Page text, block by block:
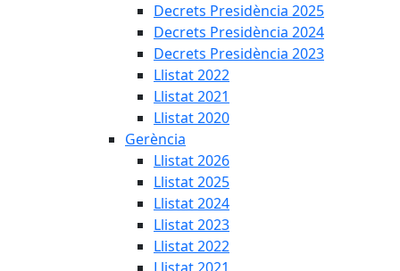
Decrets Presidència 2025
Decrets Presidència 2024
Decrets Presidència 2023
Llistat 2022
Llistat 2021
Llistat 2020
Gerència
Llistat 2026
Llistat 2025
Llistat 2024
Llistat 2023
Llistat 2022